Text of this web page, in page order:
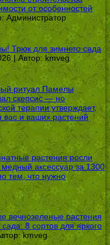
от особенностей
Администратор
Трюк для зимнего сада
| Автор: kmveg
ритуал Памелы
скепсис — но
терапии утверждает,
вас и ваших растений
растения росли
аксессуар за 1300
тем, что нужно
вечнозеленые растения
8 сортов для яркого
kmveg